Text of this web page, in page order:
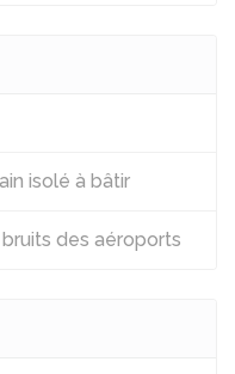
isolé à bâtir
des aéroports